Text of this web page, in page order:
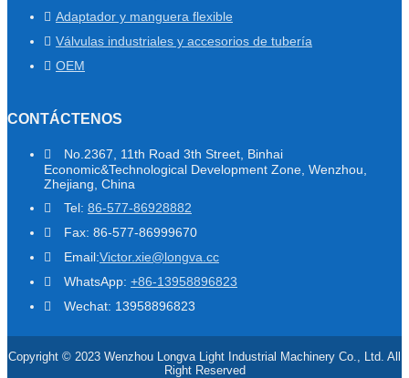
Adaptador y manguera flexible
Válvulas industriales y accesorios de tubería
OEM
CONTÁCTENOS
No.2367, 11th Road 3th Street, Binhai
Economic&Technological Development Zone, Wenzhou,
Zhejiang, China
Tel: 86-577-86928882
Fax: 86-577-86999670
Email:Victor.xie@longva.cc
WhatsApp: +86-13958896823
Wechat: 13958896823
Copyright © 2023 Wenzhou Longva Light Industrial Machinery Co., Ltd. All
Right Reserved